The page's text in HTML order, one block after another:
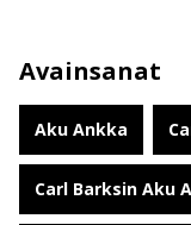
Avainsanat
Aku Ankka
Carl Barksin Aku